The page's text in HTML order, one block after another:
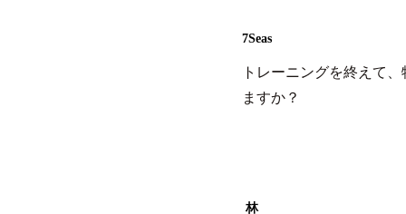
7Seas
トレーニングを終えて
ますか？
林